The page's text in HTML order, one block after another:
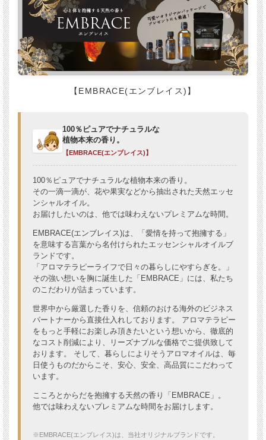
【EMBRACE(エンブレイス)】
100％ピュアでナチュラルな
植物本来の香り。
【EMBRACE(エンブレイス)】
100％ピュアでナチュラルな植物本来の香り。
その一滴一滴が、花や果実などから抽出された天然エッセ
ンシャルオイル。
お届けしたいのは、他では味わえないプレミアムな時間。
EMBRACE(エンブレイス)は、「愛情を持って抱擁する」
を意味する言葉から名付けられたエッセンシャルオイルブ
ランドです。
「アロマテラピーライフで日々の暮らしにやすらぎを。」
その強い想いを胸に誕生した「EMBRACE」には、私たち
のこだわりが詰まっています。
世界中から厳選した香りを、信頼のおける海外のビジネス
パートナーから直接仕入れしております。 アロマテラピー
をもっと手軽にお楽しみ頂きたいという想いから、徹底的
なコスト削減により、リーズナブルな価格でご提供致して
おります。 そして、暮らしによりそうアロマオイルは、毎
日使うものだからこそ、安心、安全、高品質にこだわって
います。
こころとからだを抱擁する天然の香り「EMBRACE」。
他では味わえないプレミアムな時間をお届けします。
※EMBRACE(エンブレイス)は、当社オリジナルブランドです。